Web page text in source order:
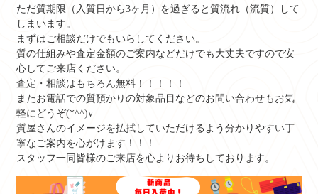
ただ質期限（入質日から3ヶ月）を過ぎると質流れ（流質）して
しまいます。
まずはご相談だけでもいらしてください。
質の仕組みや査定金額のご案内などだけでも大丈夫ですので安
心してご来店ください。
査定・相談はもちろん無料！！！！！
またお電話での質預かりの対象品目などのお問い合わせもお気
軽にどうぞ(*^^)v
質屋さんのイメージを払拭していただけるよう分かりやすい丁
寧なご案内を心がけます！！！
スタッフ一同皆様のご来店を心よりお待ちしております。